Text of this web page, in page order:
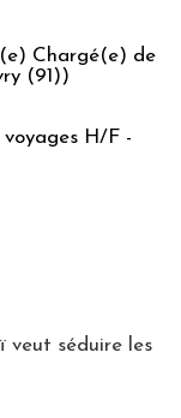
Chargé(e) de
(91))
voyages H/F -
veut séduire les